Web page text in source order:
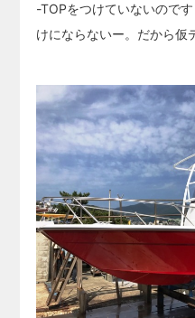
-TOPをつけていないので
けにならないー。だから仮